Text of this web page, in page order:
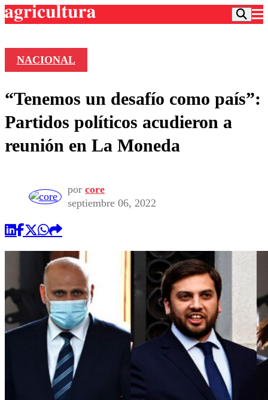
Frecuencias
Agricultura TV
Deportes
Colo Colo
Seleccion Chilena
Torneo Internacional
Universidad de Chile
Entretención
Economía
Internacional
Sustentabilidad
Publicaciones en medios
Opinión
NACIONAL
“Tenemos un desafío como país”:
Partidos políticos acudieron a
reunión en La Moneda
por core
septiembre 06, 2022